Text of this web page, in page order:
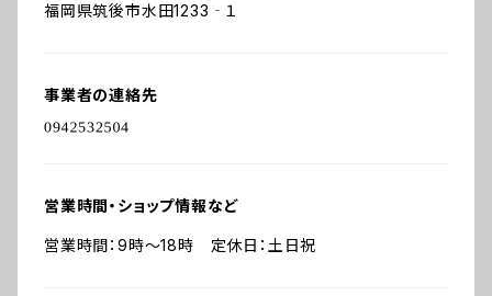
福岡県筑後市水田1233‐１
事業者の連絡先
営業時間・ショップ情報など
営業時間：9時～18時 定休日：土日祝